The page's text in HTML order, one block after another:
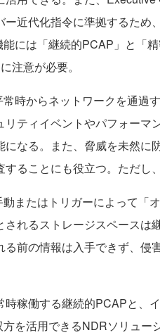
ー近代化指令に準拠するため
には「継続的PCAP」と「
注意が必要。
時からネットワークを通過
リティイベントやパフォーマ
なる。また、脅威を未然に
ることにも役立つ。ただし
またはトリガーによって「
れるストレージスペースは
る前の情報は入手できず、侵
稼働する継続的PCAPと、
を活用できるNDRソリュー